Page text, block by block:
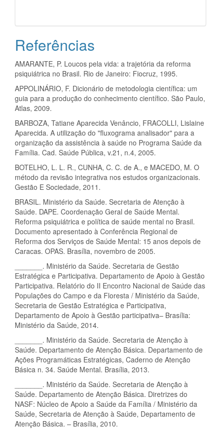
Referências
AMARANTE, P. Loucos pela vida: a trajetória da reforma
psiquiátrica no Brasil. Rio de Janeiro: Fiocruz, 1995.
APPOLINÁRIO, F. Dicionário de metodologia científica: um
guia para a produção do conhecimento científico. São Paulo,
Atlas, 2009.
BARBOZA, Tatiane Aparecida Venâncio, FRACOLLI, Lislaine
Aparecida. A utilização do "fluxograma analisador" para a
organização da assistência à saúde no Programa Saúde da
Família. Cad. Saúde Pública, v.21, n.4, 2005.
BOTELHO, L. L. R., CUNHA, C. C. de A., e MACEDO, M. O
método da revisão integrativa nos estudos organizacionais.
Gestão E Sociedade, 2011.
BRASIL. Ministério da Saúde. Secretaria de Atenção à
Saúde. DAPE. Coordenação Geral de Saúde Mental.
Reforma psiquiátrica e política de saúde mental no Brasil.
Documento apresentado à Conferência Regional de
Reforma dos Serviços de Saúde Mental: 15 anos depois de
Caracas. OPAS. Brasília, novembro de 2005.
_______. Ministério da Saúde. Secretaria de Gestão
Estratégica e Participativa. Departamento de Apoio à Gestão
Participativa. Relatório do II Encontro Nacional de Saúde das
Populações do Campo e da Floresta / Ministério da Saúde,
Secretaria de Gestão Estratégica e Participativa,
Departamento de Apoio à Gestão participativa– Brasília:
Ministério da Saúde, 2014.
_______. Ministério da Saúde. Secretaria de Atenção à
Saúde. Departamento de Atenção Básica. Departamento de
Ações Programáticas Estratégicas, Caderno de Atenção
Básica n. 34. Saúde Mental. Brasília, 2013.
_______. Ministério da Saúde. Secretaria de Atenção à
Saúde. Departamento de Atenção Básica. Diretrizes do
NASF: Núcleo de Apoio a Saúde da Família / Ministério da
Saúde, Secretaria de Atenção à Saúde, Departamento de
Atenção Básica. – Brasília, 2010.